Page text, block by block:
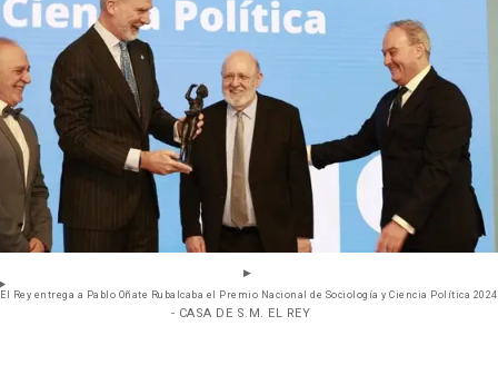
El Rey entrega a Pablo Oñate Rubalcaba el Premio Nacional de Sociología y Ciencia Política 2024
- CASA DE S.M. EL REY